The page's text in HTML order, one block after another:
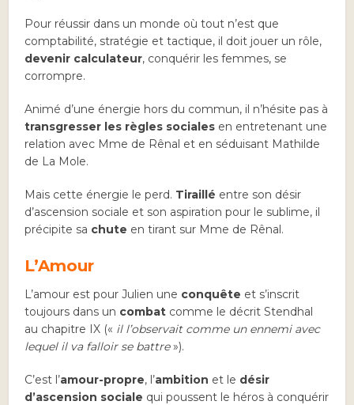
Pour réussir dans un monde où tout n’est que
comptabilité, stratégie et tactique, il doit jouer un rôle,
devenir calculateur, conquérir les femmes, se
corrompre.
Animé d’une énergie hors du commun, il n’hésite pas à
transgresser les règles sociales en entretenant une
relation avec Mme de Rênal et en séduisant Mathilde
de La Mole.
Mais cette énergie le perd. Tiraillé entre son désir
d’ascension sociale et son aspiration pour le sublime, il
précipite sa chute en tirant sur Mme de Rênal.
L’Amour
L’amour est pour Julien une conquête et s’inscrit
toujours dans un combat comme le décrit Stendhal
au chapitre IX (« il l’observait comme un ennemi avec
lequel il va falloir se battre»).
C’est l’amour-propre, l’ambition et le désir
d’ascension sociale qui poussent le héros à conquérir